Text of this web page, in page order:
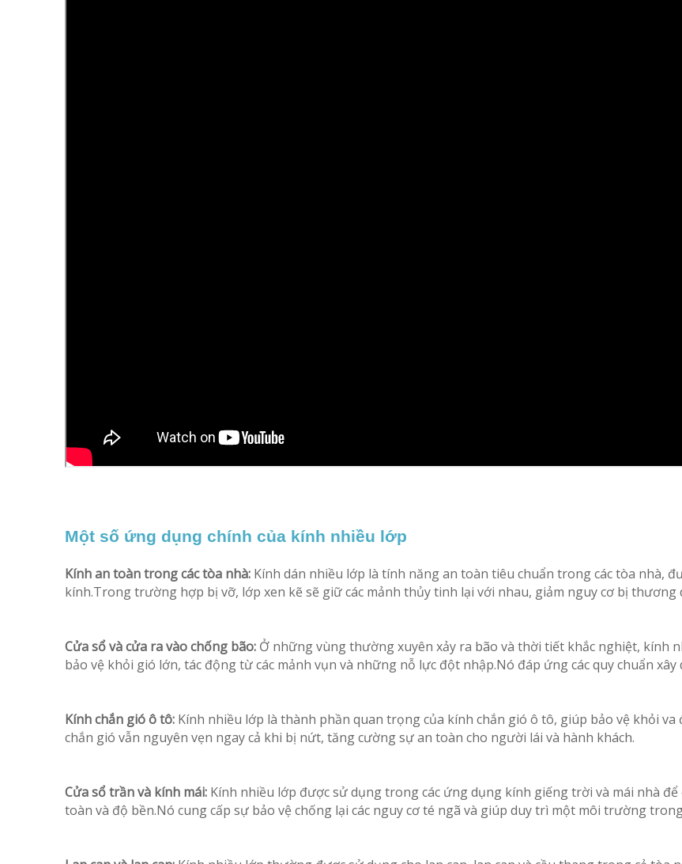
Một số ứng dụng chính của kính nhiều lớp
Kính an toàn trong các tòa nhà: Kính dán nhiều lớp là tính năng an toàn tiêu chuẩn trong các tòa nhà,
kính.Trong trường hợp bị vỡ, lớp xen kẽ sẽ giữ các mảnh thủy tinh lại với nhau, giảm nguy cơ bị thương
Cửa sổ và cửa ra vào chống bão: Ở những vùng thường xuyên xảy ra bão và thời tiết khắc nghiệt, kính
bảo vệ khỏi gió lớn, tác động từ các mảnh vụn và những nỗ lực đột nhập.Nó đáp ứng các quy chuẩn
Kính chắn gió ô tô: Kính nhiều lớp là thành phần quan trọng của kính chắn gió ô tô, giúp bảo vệ khỏi va
chắn gió vẫn nguyên vẹn ngay cả khi bị nứt, tăng cường sự an toàn cho người lái và hành khách.
Cửa sổ trần và kính mái: Kính nhiều lớp được sử dụng trong các ứng dụng kính giếng trời và mái nhà
toàn và độ bền.Nó cung cấp sự bảo vệ chống lại các nguy cơ té ngã và giúp duy trì một môi trường